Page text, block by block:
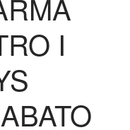
I